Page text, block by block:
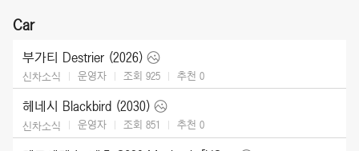
Car
부가티 Destrier (2026)
신차소식 운영자 조회 925 추천 0
헤네시 Blackbird (2030)
신차소식 운영자 조회 851 추천 0